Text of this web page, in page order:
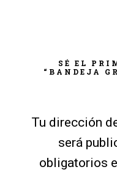
SÉ EL
“BANDEJA
Tu dirección
será
obligatorios